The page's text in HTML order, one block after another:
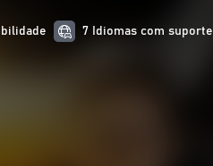
7 Idiomas com suporte